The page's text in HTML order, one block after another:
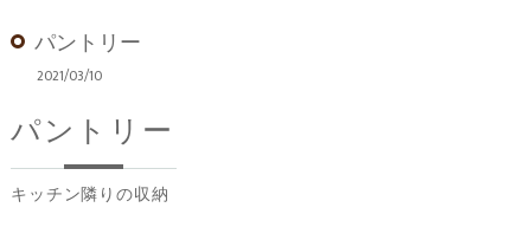
パントリー
2021/03/10
キッチン隣りの収納
パントリー